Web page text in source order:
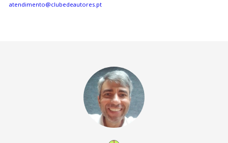
atendimento@clubedeautores.pt